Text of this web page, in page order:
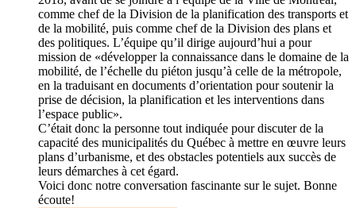
comme chef de la Division de la planification des transports et
de la mobilité, puis comme chef de la Division des plans et
des politiques. L’équipe qu’il dirige aujourd’hui a pour
mission de «développer la connaissance dans le domaine de la
mobilité, de l’échelle du piéton jusqu’à celle de la métropole,
en la traduisant en documents d’orientation pour soutenir la
prise de décision, la planification et les interventions dans
l’espace public».
C’était donc la personne tout indiquée pour discuter de la
capacité des municipalités du Québec à mettre en œuvre leurs
plans d’urbanisme, et des obstacles potentiels aux succès de
leurs démarches à cet égard.
Voici donc notre conversation fascinante sur le sujet. Bonne
écoute!